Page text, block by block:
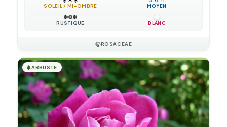
SOLEIL / MI-OMBRE MOYEN
❄️❄️❄️
RUSTIQUE BLANC
🍃ROSACEAE
🌲ARBUSTE